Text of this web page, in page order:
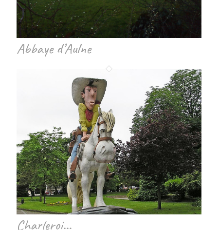
Abbaye d’Aulne
Charleroi…